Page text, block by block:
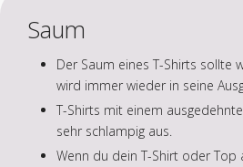
Saum
Der Saum eines T-Shirts sollte
wird immer wieder in seine
T-Shirts mit einem
sehr schlampig aus.
Wenn du dein T-Shirt oder